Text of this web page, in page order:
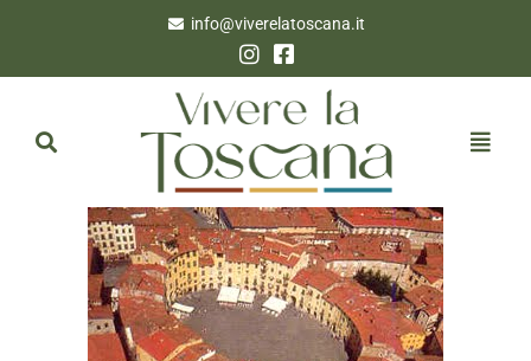
info@viverelatoscana.it